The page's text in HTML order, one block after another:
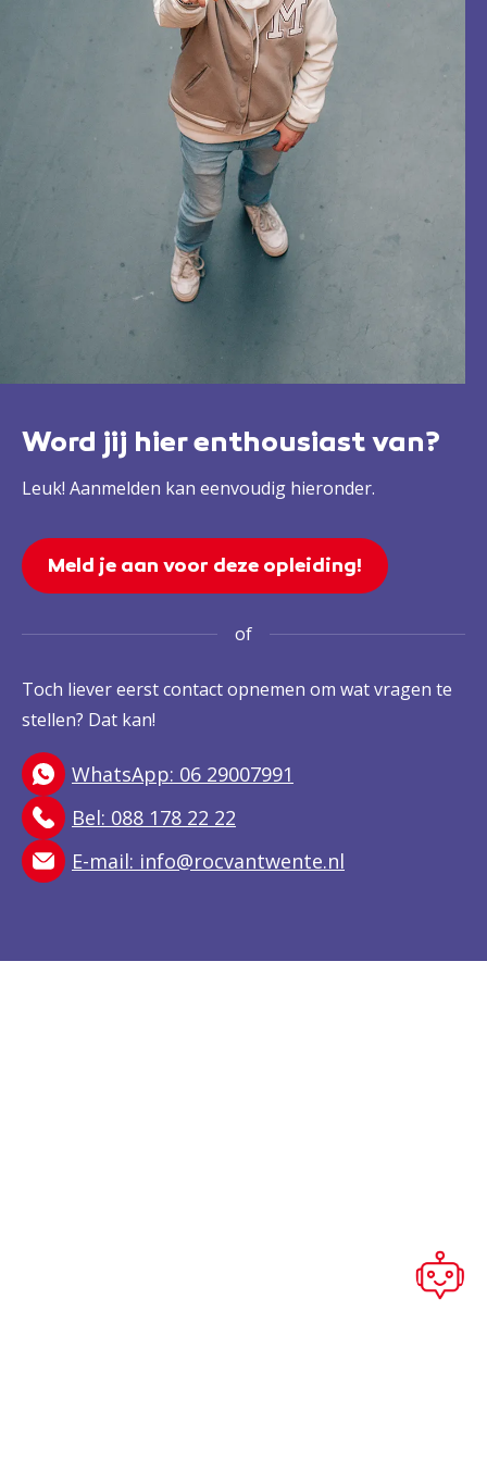
Word jij hier enthousiast van?
Leuk! Aanmelden kan eenvoudig hieronder.
Meld je aan voor deze opleiding!
of
Toch liever eerst contact opnemen om wat vragen te
stellen? Dat kan!
WhatsApp: 06 29007991
Bel: 088 178 22 22
E-mail: info@rocvantwente.nl